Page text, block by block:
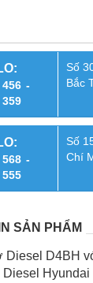
-
Số
Bắc
-
Số
Chí
SẢN PHẨM
Diesel D4BH
Hyundai